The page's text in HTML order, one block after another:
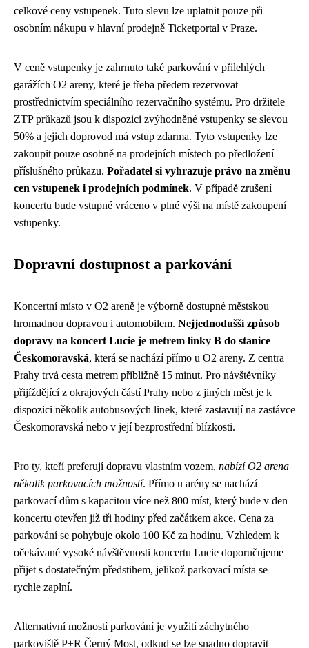
celkové ceny vstupenek. Tuto slevu lze uplatnit pouze při
osobním nákupu v hlavní prodejně Ticketportal v Praze.
V ceně vstupenky je zahrnuto také parkování v přilehlých
garážích O2 areny, které je třeba předem rezervovat
prostřednictvím speciálního rezervačního systému. Pro držitele
ZTP průkazů jsou k dispozici zvýhodněné vstupenky se slevou
50% a jejich doprovod má vstup zdarma. Tyto vstupenky lze
zakoupit pouze osobně na prodejních místech po předložení
příslušného průkazu. Pořadatel si vyhrazuje právo na změnu
cen vstupenek i prodejních podmínek. V případě zrušení
koncertu bude vstupné vráceno v plné výši na místě zakoupení
vstupenky.
Dopravní dostupnost a parkování
Koncertní místo v O2 areně je výborně dostupné městskou
hromadnou dopravou i automobilem. Nejjednodušší způsob
dopravy na koncert Lucie je metrem linky B do stanice
Českomoravská, která se nachází přímo u O2 areny. Z centra
Prahy trvá cesta metrem přibližně 15 minut. Pro návštěvníky
přijíždějící z okrajových částí Prahy nebo z jiných měst je k
dispozici několik autobusových linek, které zastavují na zastávce
Českomoravská nebo v její bezprostřední blízkosti.
Pro ty, kteří preferují dopravu vlastním vozem, nabízí O2 arena
několik parkovacích možností. Přímo u arény se nachází
parkovací dům s kapacitou více než 800 míst, který bude v den
koncertu otevřen již tři hodiny před začátkem akce. Cena za
parkování se pohybuje okolo 100 Kč za hodinu. Vzhledem k
očekávané vysoké návštěvnosti koncertu Lucie doporučujeme
přijet s dostatečným předstihem, jelikož parkovací místa se
rychle zaplní.
Alternativní možností parkování je využití záchytného
parkoviště P+R Černý Most, odkud se lze snadno dopravit